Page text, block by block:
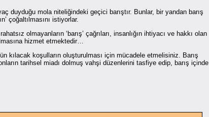
duyduğu mola niteliğindeki geçici barıştır. Bunlar, bir yandan barış
çoğaltılmasını istiyorlar.
olmayanların ‘barış’ çağrıları, insanlığın ihtiyacı ve hakkı olan
hizmet etmektedir…
kılacak koşulların oluşturulması için mücadele etmelisiniz. Barış
tarihsel miadı dolmuş vahşi düzenlerini tasfiye edip, barış içinde